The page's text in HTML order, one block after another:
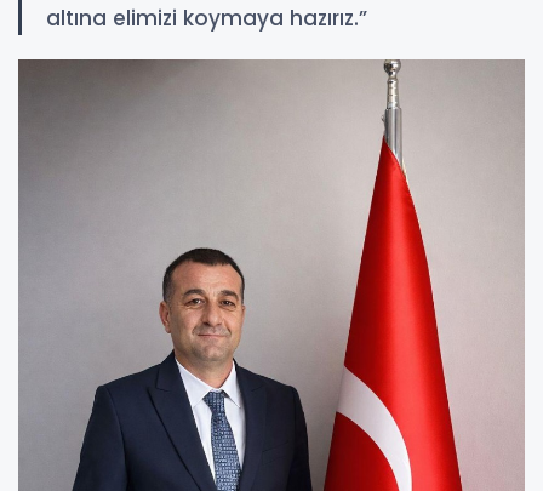
altına elimizi koymaya hazırız.”